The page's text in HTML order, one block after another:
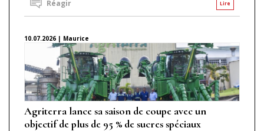
Lire
Réagir
10.07.2026 | Maurice
Agriterra lance sa saison de coupe avec un
objectif de plus de 95 % de sucres spéciaux